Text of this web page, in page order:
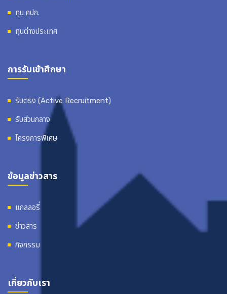
ทุน คปก.
ทุนต่างประเทศ
การรับเข้าศึกษา
รับตรง (Active Recruitment)
รับส่วนกลาง
โครงการพิเศษ
ข้อมูลข่าวสาร
แกลลอรี่
ข่าวสาร
กิจกรรม
เกี่ยวกับเรา